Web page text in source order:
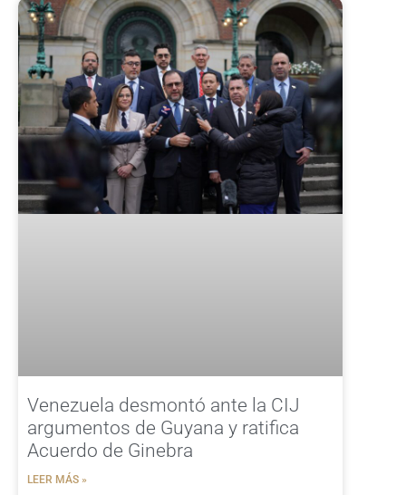
Venezuela desmontó ante la CIJ
argumentos de Guyana y ratifica
Acuerdo de Ginebra
LEER MÁS »